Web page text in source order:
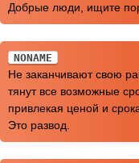
Добрые люди, ищите
NONAME
Не заканчивают свою
тянут все возможные
привлекая ценой и
Это развод.